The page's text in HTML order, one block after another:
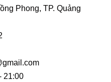
Phong, TP. Quảng
21:00